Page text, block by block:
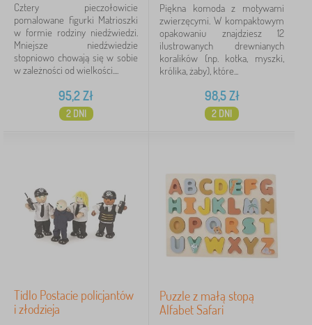
Cztery pieczołowicie
pomalowane figurki Matrioszki
w formie rodziny niedźwiedzi.
Mniejsze niedźwiedzie
stopniowo chowają się w sobie
w zależności od wielkości....
95,2Zł
2 DNI
Piękna komoda z motywami
zwierzęcymi. W kompaktowym
opakowaniu znajdziesz 12
ilustrowanych drewnianych
koralików (np. kotka, myszki,
królika, żaby), które...
98,5Zł
2 DNI
Tidlo Postacie policjantów
i złodzieja
Puzzle z małą stopą
Alfabet Safari